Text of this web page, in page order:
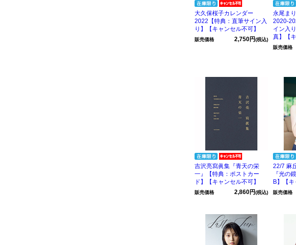
大久保桜子カレンダー
2022【特典：直筆サイン入
り】【キャンセル不可】
販売価格 2,750円(税込)
永尾ま
2020-
イン入
真】【
販売価格
吉沢亮寫眞集『青天の栄
一』【特典：ポストカー
ド】【キャンセル不可】
販売価格 2,860円(税込)
22/7 麻
『光の
B】【キ
販売価格